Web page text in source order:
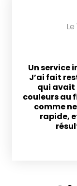
Un service
J’ai fait
qui avait
couleurs au
comme
rapide,